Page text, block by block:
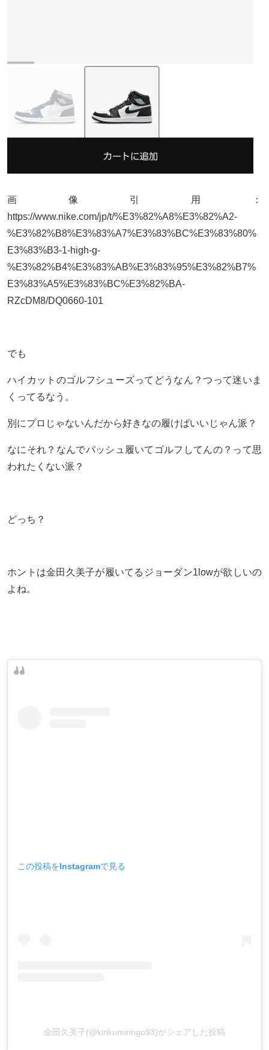
画像引用：
https://www.nike.com/jp/t/%E3%82%A8%E3%82%A2-
%E3%82%B8%E3%83%A7%E3%83%BC%E3%83%80%
E3%83%B3-1-high-g-
%E3%82%B4%E3%83%AB%E3%83%95%E3%82%B7%
E3%83%A5%E3%83%BC%E3%82%BA-
RZcDM8/DQ0660-101
でも
ハイカットのゴルフシューズってどうなん？つって迷いま
くってるなう。
別にプロじゃないんだから好きなの履けばいいじゃん派？
なにそれ？なんでバッシュ履いてゴルフしてんの？って思
われたくない派？
どっち？
ホントは金田久美子が履いてるジョーダン1lowが欲しいの
よね。
この投稿をInstagramで見る
金田久美子(@kinkumiringo93)がシェアした投稿